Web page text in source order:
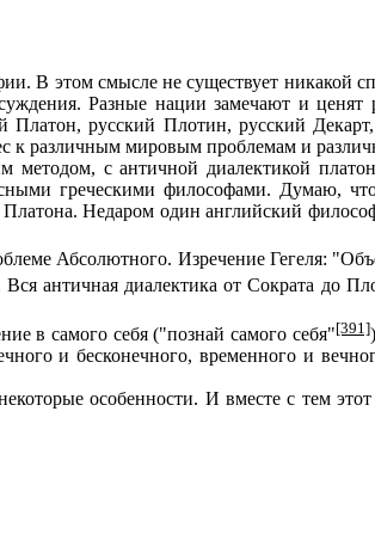
В этом смысле не существует никакой
Разные нации замечают и ценят
русский Плотин, русский
к различным мировым проблемам и
методом, с античной диалектикой
греческими философами. Думаю, что
Недаром один английский
Абсолютного. Изречение Гегеля:
античная диалектика от Сократа до
в самого себя ("познай самого себя"[391]
и бесконечного, временного и
особенности. И вместе с тем этот